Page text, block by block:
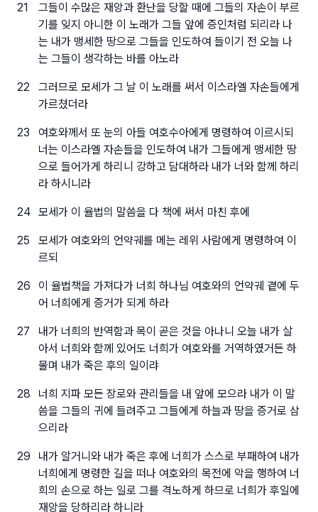
21
그들이 수많은 재앙과 환난을 당할 때에 그들의 자손이 부르
기를 잊지 아니한 이 노래가 그들 앞에 증인처럼 되리라 나
는 내가 맹세한 땅으로 그들을 인도하여 들이기 전 오늘 나
는 그들이 생각하는 바를 아노라
22
그러므로 모세가 그 날 이 노래를 써서 이스라엘 자손들에게
가르쳤더라
23
여호와께서 또 눈의 아들 여호수아에게 명령하여 이르시되
너는 이스라엘 자손들을 인도하여 내가 그들에게 맹세한 땅
으로 들어가게 하리니 강하고 담대하라 내가 너와 함께 하리
라 하시니라
24 모세가 이 율법의 말씀을 다 책에 써서 마친 후에
25
모세가 여호와의 언약궤를 메는 레위 사람에게 명령하여 이
르되
26
이 율법책을 가져다가 너희 하나님 여호와의 언약궤 곁에 두
어 너희에게 증거가 되게 하라
27
내가 너희의 반역함과 목이 곧은 것을 아나니 오늘 내가 살
아서 너희와 함께 있어도 너희가 여호와를 거역하였거든 하
물며 내가 죽은 후의 일이랴
28
너희 지파 모든 장로와 관리들을 내 앞에 모으라 내가 이 말
씀을 그들의 귀에 들려주고 그들에게 하늘과 땅을 증거로 삼
으리라
29
내가 알거니와 내가 죽은 후에 너희가 스스로 부패하여 내가
너희에게 명령한 길을 떠나 여호와의 목전에 악을 행하여 너
희의 손으로 하는 일로 그를 격노하게 하므로 너희가 후일에
재앙을 당하리라 하니라